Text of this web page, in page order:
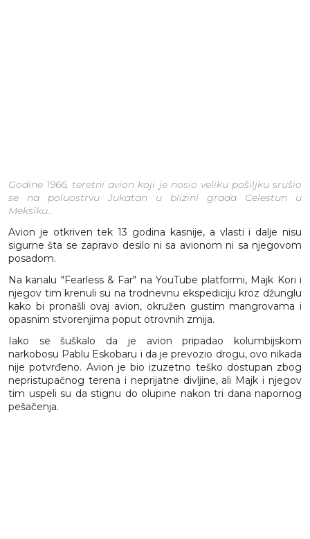
Godine 1966, teretni avion koji je nosio veliku pošiljku srušio
se na poluostrvu Jukatan u blizini grada Celestun u
Meksiku...
Avion je otkriven tek 13 godina kasnije, a vlasti i dalje nisu
sigurne šta se zapravo desilo ni sa avionom ni sa njegovom
posadom.
Na kanalu "Fearless & Far" na YouTube platformi, Majk Kori i
njegov tim krenuli su na trodnevnu ekspediciju kroz džunglu
kako bi pronašli ovaj avion, okružen gustim mangrovama i
opasnim stvorenjima poput otrovnih zmija.
Iako se šuškalo da je avion pripadao kolumbijskom
narkobosu Pablu Eskobaru i da je prevozio drogu, ovo nikada
nije potvrđeno. Avion je bio izuzetno teško dostupan zbog
nepristupačnog terena i neprijatne divljine, ali Majk i njegov
tim uspeli su da stignu do olupine nakon tri dana napornog
pešačenja.